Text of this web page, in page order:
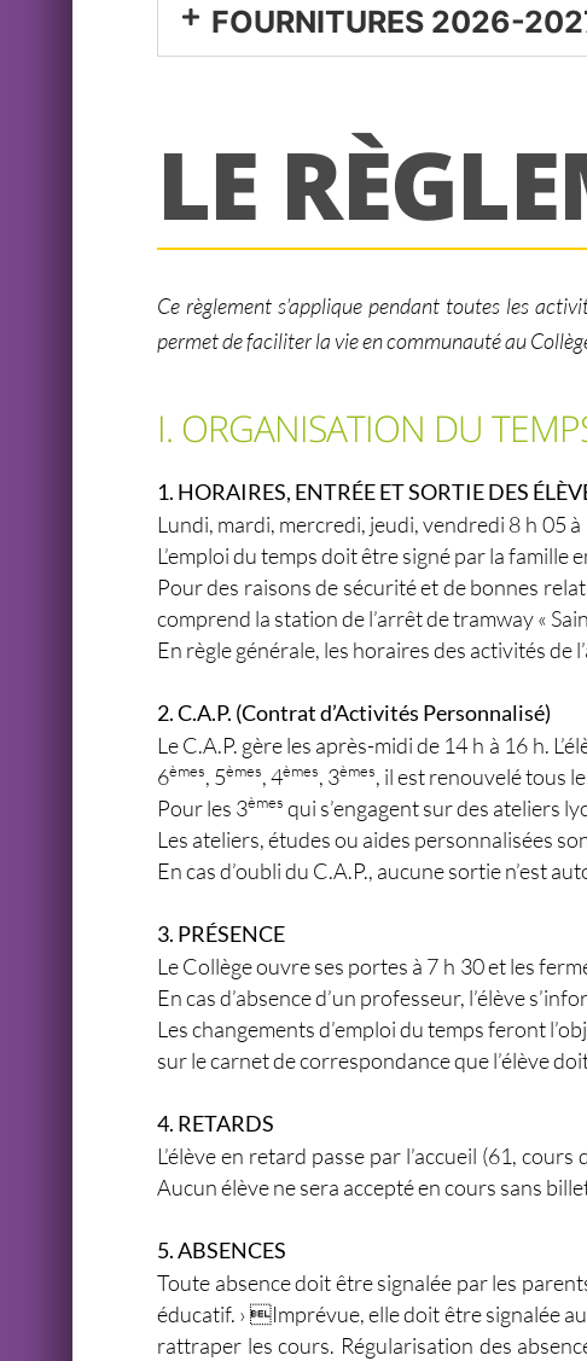
FOURNITURES 2026-
LE
Ce règlement s’applique pendant toutes les
permet de faciliter la vie en communauté au
I. ORGANISATION DU
1. HORAIRES, ENTRÉE ET SORTIE DES
Lundi, mardi, mercredi, jeudi, vendredi 8 h 05 à
L’emploi du temps doit être signé par la famille
Pour des raisons de sécurité et de bonnes
comprend la station de l’arrêt de tramway «
En règle générale, les horaires des activités de
2. C.A.P. (Contrat d’Activités Personnalisé)
Le C.A.P. gère les après-midi de 14 h à 16 h.
6èmes, 5èmes, 4èmes, 3èmes, il est renouvelé tous
Pour les 3èmes qui s’engagent sur des ateliers
Les ateliers, études ou aides personnalisées
En cas d’oubli du C.A.P., aucune sortie n’est
3. PRÉSENCE
Le Collège ouvre ses portes à 7 h 30 et les
En cas d’absence d’un professeur, l’élève
Les changements d’emploi du temps feront
sur le carnet de correspondance que l’élève
4. RETARDS
L’élève en retard passe par l’accueil (61,
Aucun élève ne sera accepté en cours sans
5. ABSENCES
Toute absence doit être signalée par les
éducatif. › Imprévue, elle doit être signalée
rattraper les cours. Régularisation des